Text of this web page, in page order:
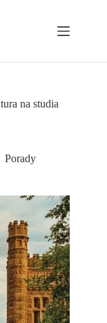
na studia
Porady